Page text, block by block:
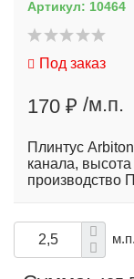
Артикул: 10464
Под заказ
170 ₽ /м.п.
Плинтус
канала,
производство
м.п.